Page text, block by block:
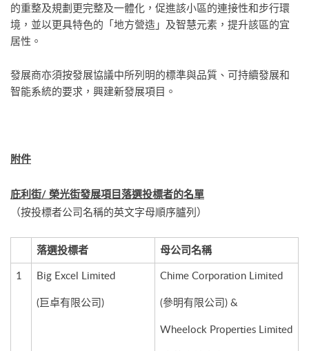
的重整及規劃更完整及一體化，促進該小區的連接性和步行環
境，並以更具特色的「地方營造」及智慧元素，提升該區的宜
居性。
發展商亦須按發展協議中所列明的標準與品質、可持續發展和
智能系統的要求，興建新發展項目。
附件
庇利街/ 榮光街發展項目 落選投標者的名單
（按投標者公司名稱的英文字母順序臚列）
落選投標者 母公司名稱
1
Big Excel Limited
(巨卓有限公司)
Chime Corporation Limited
(參明有限公司) &
Wheelock Properties Limited